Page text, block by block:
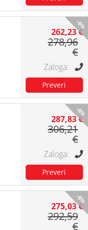
-6%
262,23 €
278,96
€
-6%
287,83 €
306,21
€
-6%
275,03 €
292,59
€